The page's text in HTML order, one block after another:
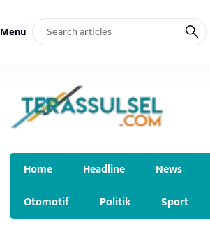
Menu
Home Headline News
Otomotif
Politik Sport